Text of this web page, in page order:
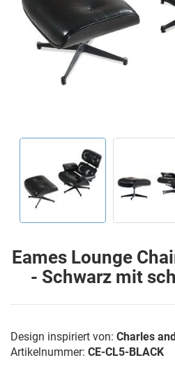
Eames Lounge
- Schwarz mit
Design inspiriert von: Charles
Artikelnummer: CE-CL5-BLACK